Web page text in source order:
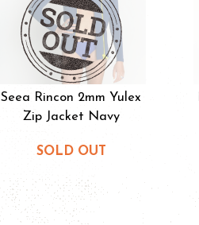
Seea Rincon 2mm Yulex
Zip Jacket Navy
SOLD OUT